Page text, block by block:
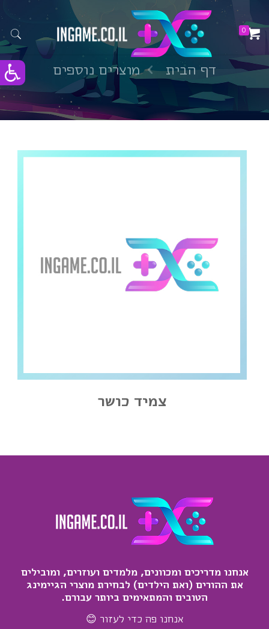
0
דף הבית מוצרים נוספים
צמיד כושר
אנחנו מדריכים ומכוונים, מלמדים ועוזרים, ומובילים
את ההורים (ואת הילדים) לבחירת מוצרי הגיימינג
הטובים והמתאימים ביותר עבורם.
אנחנו פה כדי לעזור 😊